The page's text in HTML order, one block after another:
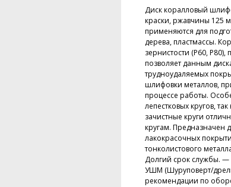
Диск коралловый
краски, ржавчины 125
применяются для
дерева, пластмассы.
зернистости (Р60,
позволяет данным
трудноудаляемых
шлифовки металлов,
процессе работы.
лепестковых кругов,
зачистные круги
кругам. Предназначен
лакокрасочных
тонколистового
Долгий срок службы. —
УШМ (Шуруповерт/
рекомендации по